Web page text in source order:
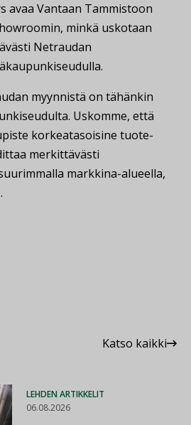
avaa Vantaan Tammistoon
minkä uskotaan
Netraudan
myynnistä on tähänkin
Uskomme, että
korkeatasoisine tuote-
merkittävästi
markkina-alueella,
Katso kaikki
LEHDEN ARTIKKELIT
06.08.2026